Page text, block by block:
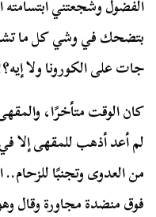
الفضول وشجعتني ابتسامته
بتضحك في وشي كل ما
جات على الكورونا ولا
كان الوقت متأخرًا،
لم أعد أذهب للمقهى إلا
من العدوى وتجنبًا
فوق منضدة مجاورة وقال